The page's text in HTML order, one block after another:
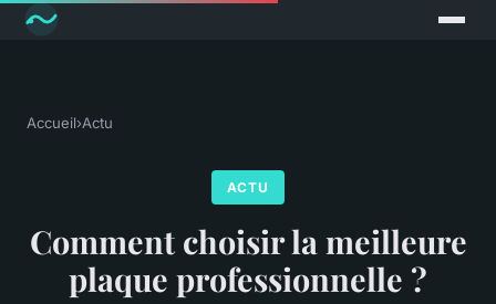
Accueil›Actu
ACTU
Comment choisir la meilleure
plaque professionnelle ?